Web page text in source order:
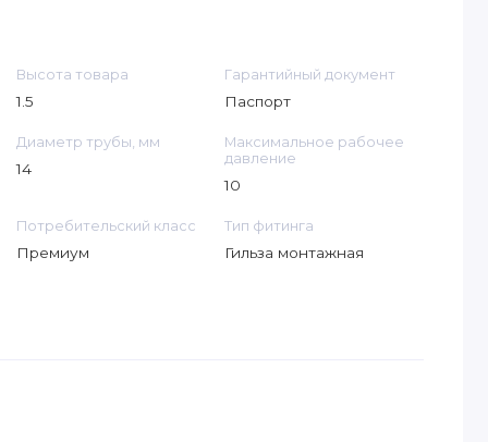
Высота товара
1.5
Гарантийный документ
Паспорт
Диаметр трубы, мм
14
Максимальное рабочее
давление
10
Потребительский класс
Премиум
Тип фитинга
Гильза монтажная